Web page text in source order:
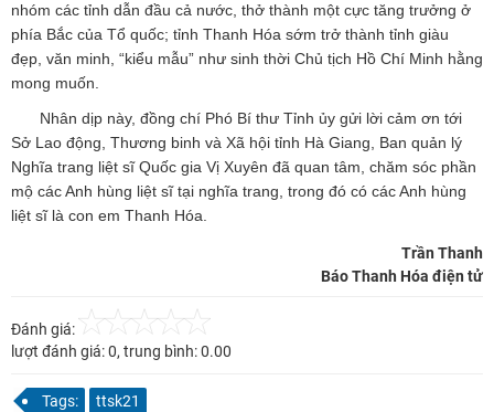
nhóm các tỉnh dẫn đầu cả nước, thở thành một cực tăng trưởng ở
phía Bắc của Tổ quốc; tỉnh Thanh Hóa sớm trở thành tỉnh giàu
đẹp, văn minh, “kiểu mẫu” như sinh thời Chủ tịch Hồ Chí Minh hằng
mong muốn.
Nhân dịp này, đồng chí Phó Bí thư Tỉnh ủy gửi lời cảm ơn tới
Sở Lao động, Thương binh và Xã hội tỉnh Hà Giang, Ban quản lý
Nghĩa trang liệt sĩ Quốc gia Vị Xuyên đã quan tâm, chăm sóc phần
mộ các Anh hùng liệt sĩ tại nghĩa trang, trong đó có các Anh hùng
liệt sĩ là con em Thanh Hóa.
Trần Thanh
Báo Thanh Hóa điện tử
Đánh giá:
lượt đánh giá:0, trung bình:0.00
Tags: ttsk21